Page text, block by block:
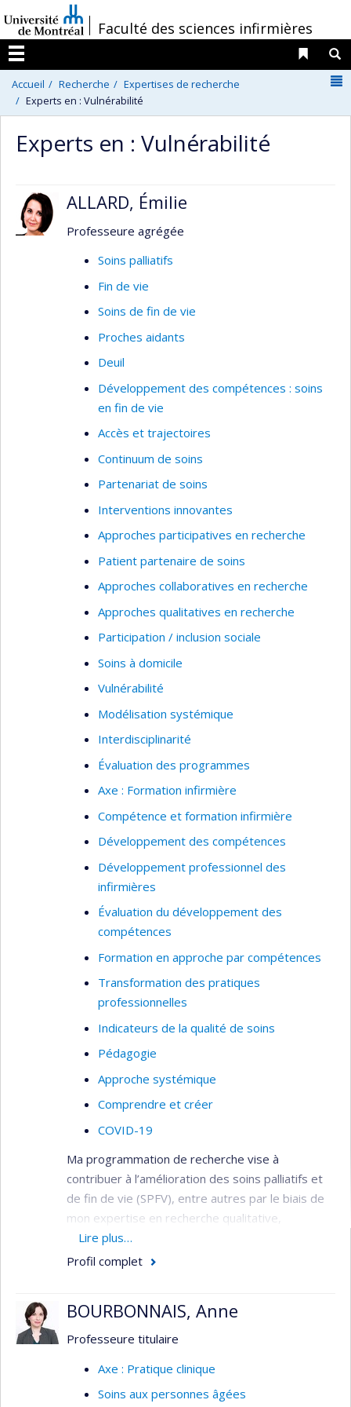
au
contenu
/Faculté des sciences infirmières
Menu
Liens
Accueil Recherche
Expertises de recherche
Experts en : Vulnérabilité
Experts en : Vulnérabilité
ALLARD, Émilie
Professeure agrégée
Soins palliatifs
Fin de vie
Soins de fin de vie
Proches aidants
Deuil
Développement des compétences : soins
en fin de vie
Accès et trajectoires
Continuum de soins
Partenariat de soins
Interventions innovantes
Approches participatives en recherche
Patient partenaire de soins
Approches collaboratives en recherche
Approches qualitatives en recherche
Participation / inclusion sociale
Soins à domicile
Vulnérabilité
Modélisation systémique
Interdisciplinarité
Évaluation des programmes
Axe : Formation infirmière
Compétence et formation infirmière
Développement des compétences
Développement professionnel des
infirmières
Évaluation du développement des
compétences
Formation en approche par compétences
Transformation des pratiques
professionnelles
Indicateurs de la qualité de soins
Pédagogie
Approche systémique
Comprendre et créer
COVID-19
Ma programmation de recherche vise à
contribuer à l’amélioration des soins palliatifs et
de fin de vie (SPFV), entre autres par le biais de
mon expertise en recherche qualitative,
évaluative et partenariale. Ma programmation
actuelle se divise en trois axes :
étant de nature interdisciplinaire, la formation
travaillant auprès des personnes soignées et
leurs proches est importante. Au-delà des
Lire plus…
Profil complet
BOURBONNAIS, Anne
Professeure titulaire
Axe : Pratique clinique
Soins aux personnes âgées